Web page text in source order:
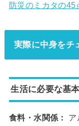
防災のミカタの45
実際に中身をチ
生活に必要な基
食料・水関係：
ア